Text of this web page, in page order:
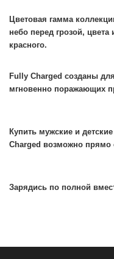
Цветовая гамма
небо перед грозой,
красного.
Fully Charged созданы
мгновенно поражающих
Купить мужские и
Charged возможно прямо
Зарядись по полной